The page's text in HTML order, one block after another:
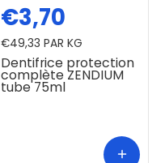
Dentifrice protection
complète ZENDIUM
tube 75ml
€3,70
€49,33 PAR KG